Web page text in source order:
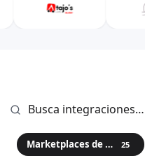
Marketplaces de pedidos a domicilio 25